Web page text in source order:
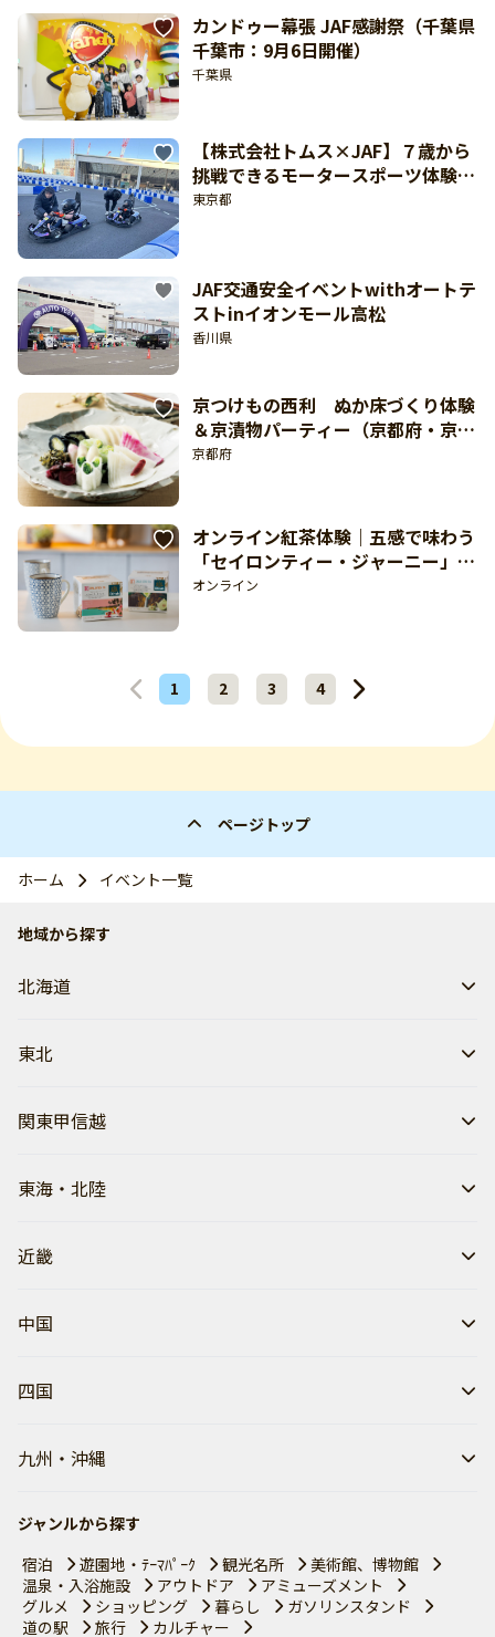
カンドゥー幕張 JAF感謝祭（千葉県
千葉市：9月6日開催）
千葉県
【株式会社トムス×JAF】７歳から
挑戦できるモータースポーツ体験！
走って学べる「キッズカートスクー
東京都
JAF交通安全イベントwithオートテ
ストinイオンモール高松
香川県
京つけもの西利 ぬか床づくり体験
＆京漬物パーティー（京都府・京つ
けもの西利 本店：9月12日開催）
京都府
オンライン紅茶体験｜五感で味わう
「セイロンティー・ジャーニー」
（オンライン：9月12日開催）
オンライン
1 2 3 4
ページトップ
ホーム イベント一覧
地域から探す
北海道
東北
関東甲信越
東海・北陸
近畿
中国
四国
九州・沖縄
ジャンルから探す
宿泊
遊園地・ﾃｰﾏﾊﾟｰｸ 観光名所
美術館、博物館
温泉・入浴施設
アウトドア
アミューズメント
グルメ
ショッピング 暮らし
ガソリンスタンド
道の駅
旅行
カルチャー